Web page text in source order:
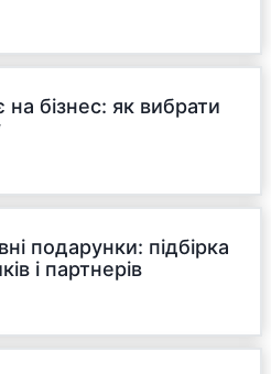
бізнес: як вибрати
подарунки: підбірка
і партнерів